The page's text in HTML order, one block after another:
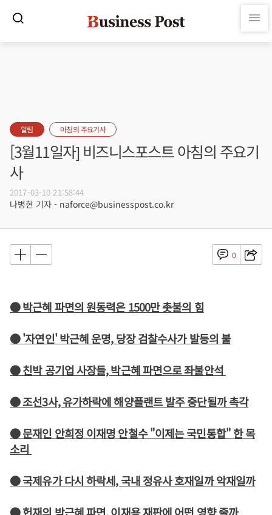
알림 아침의 주요기사
[3월11일자] 비즈니스포스트 아침의 주요기
사
2017-03-10 21:58:44
나병현 기자 - naforce@businesspost.co.kr
0
● 박근혜 파면의 원동력은 1500만 촛불의 힘
● '자연인' 박근혜 운명, 당장 검찰수사가 발등의 불
● 친박 공기업 사장들, 박근혜 파면으로 좌불안석
● 조선3사, 유가하락에 해양플랜트 발주 중단될까 촉각
● 문재인 안희정 이재명 안철수 "이제는 국민통합" 한 목
소리
● 국제유가 다시 하락세, 국내 정유사 호재일까 악재일까